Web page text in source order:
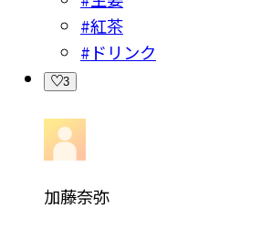
#紅茶
# ドリンク
3
加藤奈弥